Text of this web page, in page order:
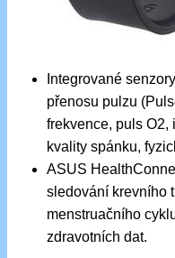
Integrované
přenosu pulzu
frekvence, puls O2,
kvality spánku,
ASUS
sledování krevního
menstruačního
zdravotních dat.